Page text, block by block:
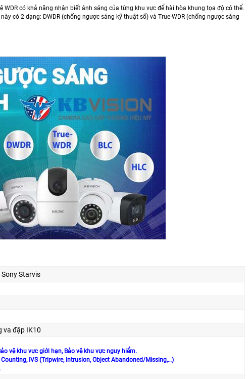
có khả năng nhận biết ánh sáng của từng khu vực để hài hòa khung tọa độ có thể.
có 2 dạng: DWDR (chống ngược sáng kỹ thuật số) và True-WDR (chống ngược sáng
Starvis
va đập IK10
vệ khu vực giới hạn, Bảo vệ khu vực nguy hiểm.
IVS (Tripwire, Intrusion, Object Abandoned/Missing,…)